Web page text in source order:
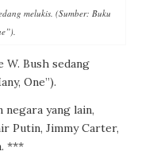
melukis. (Sumber: Buku
Bush sedang
One”).
negara yang lain,
Putin, Jimmy Carter,
***